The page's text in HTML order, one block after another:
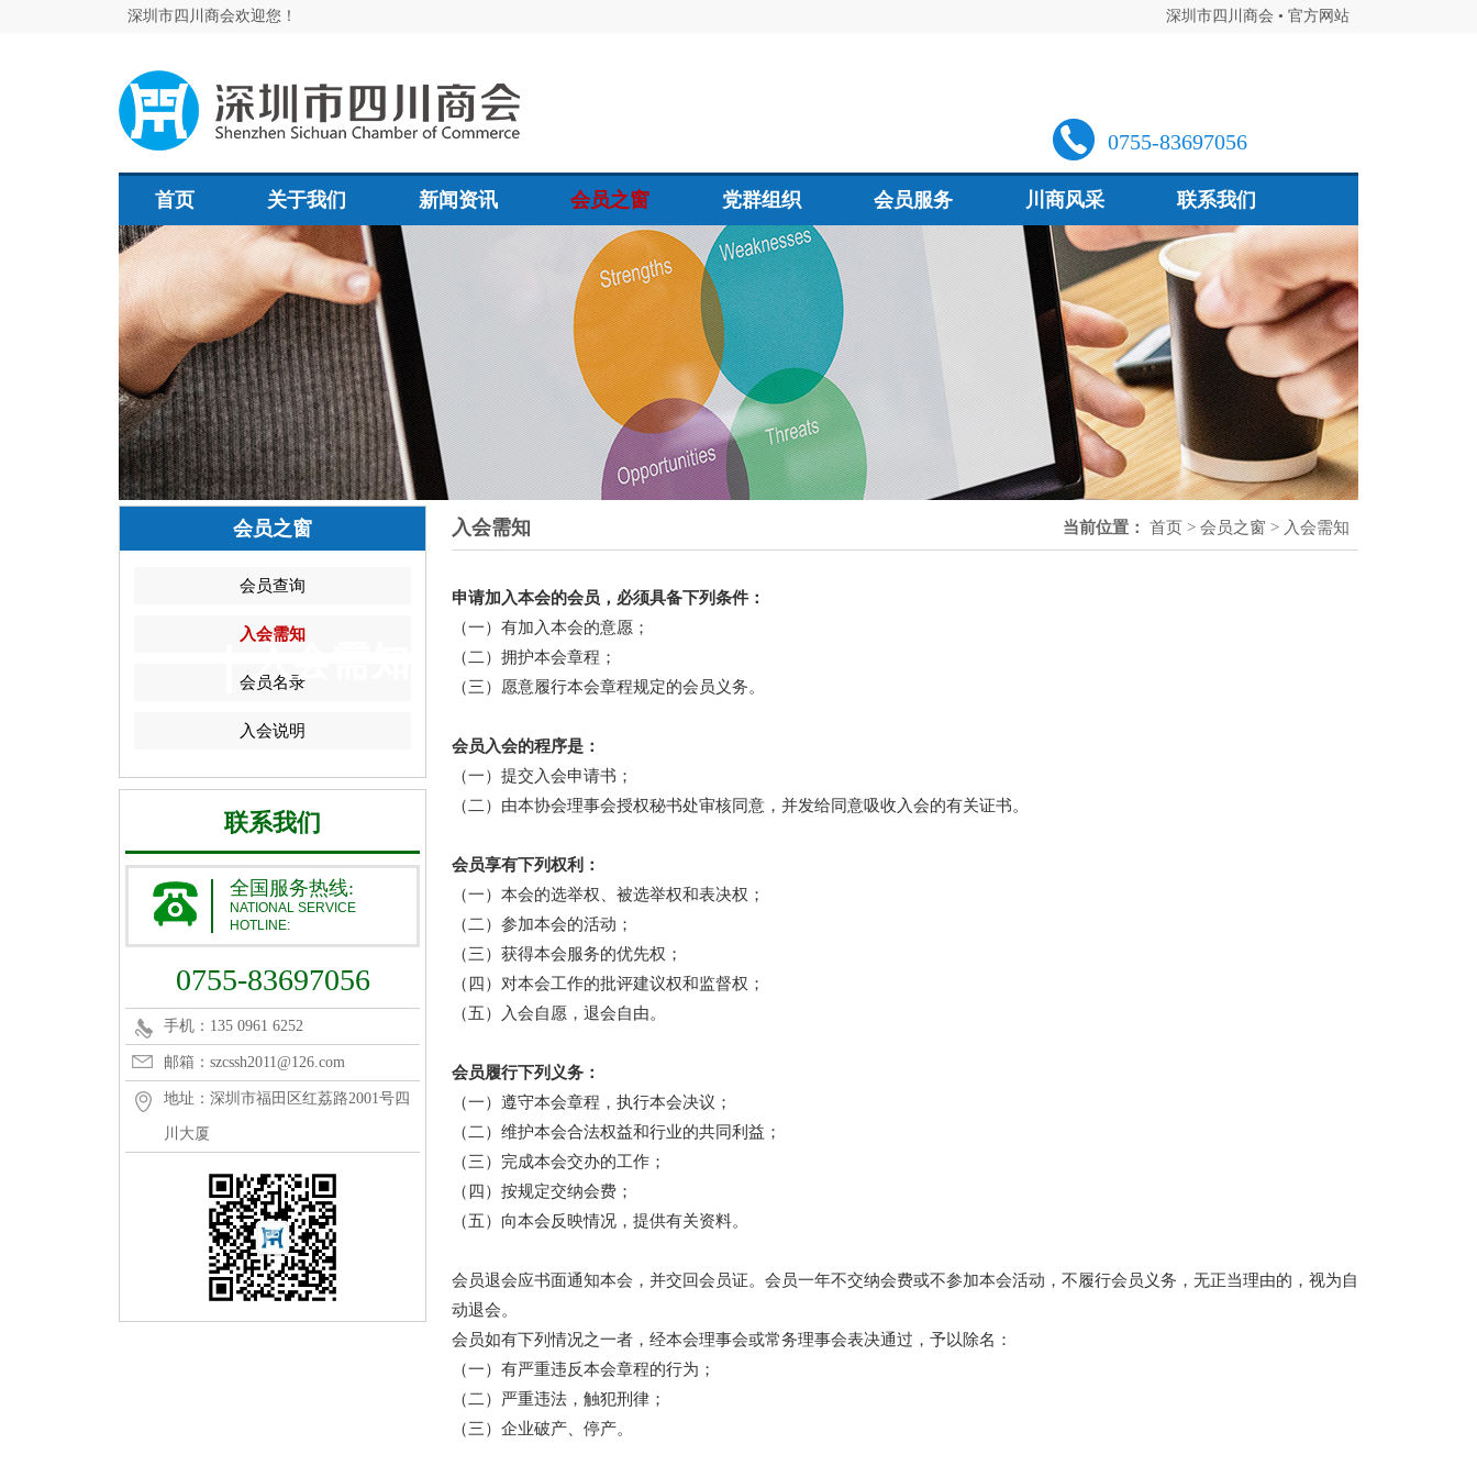
深圳市四川商会欢迎您！ 深圳市四川商会 • 官方网站
0755-83697056
首页 关于我们 新闻资讯 会员之窗 党群组织 会员服务 川商风采 联系我们
会员之窗
会员查询
入会需知
会员名录
入会说明
联系我们
全国服务热线:
NATIONAL SERVICE
HOTLINE:
0755-83697056
手机：135 0961 6252
邮箱：szcssh2011@126.com
地址：深圳市福田区红荔路2001号四
川大厦
当前位置： 首页 > 会员之窗 > 入会需知
入会需知
申请加入本会的会员，必须具备下列条件：
（一）有加入本会的意愿；
（二）拥护本会章程；
（三）愿意履行本会章程规定的会员义务。
会员入会的程序是：
（一）提交入会申请书；
（二）由本协会理事会授权秘书处审核同意，并发给同意吸收入会的有关证书。
会员享有下列权利：
（一）本会的选举权、被选举权和表决权；
（二）参加本会的活动；
（三）获得本会服务的优先权；
（四）对本会工作的批评建议权和监督权；
（五）入会自愿，退会自由。
会员履行下列义务：
（一）遵守本会章程，执行本会决议；
（二）维护本会合法权益和行业的共同利益；
（三）完成本会交办的工作；
（四）按规定交纳会费；
（五）向本会反映情况，提供有关资料。
会员退会应书面通知本会，并交回会员证。会员一年不交纳会费或不参加本会活动，不履行会员义务，无正当理由的，视为自
动退会。
会员如有下列情况之一者，经本会理事会或常务理事会表决通过，予以除名：
（一）有严重违反本会章程的行为；
（二）严重违法，触犯刑律；
（三）企业破产、停产。